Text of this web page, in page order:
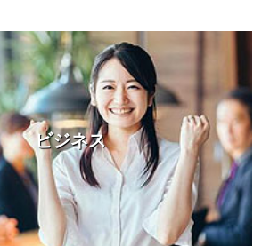
ビジネス